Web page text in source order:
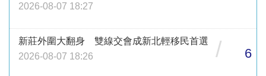
2026-08-07 18:27
新莊外圍大翻身 雙線交會成新北輕移民首選
2026-08-07 18:26
/ 6